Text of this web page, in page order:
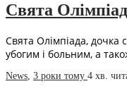
Свята
Свята Олімпіада, дочка
убогим і больним, а
News, 3 роки тому 4 хв.